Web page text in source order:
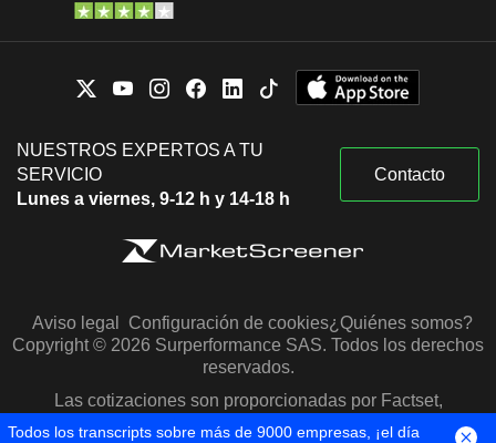
NUESTROS EXPERTOS A TU
SERVICIO
Lunes a viernes, 9-12 h y 14-18 h
Contacto
Aviso legal Configuración de cookies¿Quiénes somos?
Copyright © 2026 Surperformance SAS. Todos los derechos
reservados.
Las cotizaciones son proporcionadas por Factset,
Morningstar y S&P Capital IQ
Todos los transcripts sobre más de 9000 empresas, ¡el día